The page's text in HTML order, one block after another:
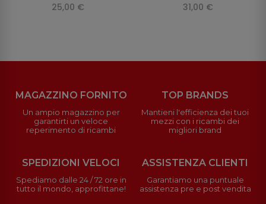
25,00 € 31,00 €
MAGAZZINO FORNITO
Un ampio magazzino per
garantirti un veloce
reperimento di ricambi
TOP BRANDS
Mantieni l'efficienza dei tuoi
mezzi con i ricambi dei
migliori brand
SPEDIZIONI VELOCI
Spediamo dalle 24 / 72 ore in
tutto il mondo, approfittane!
ASSISTENZA CLIENTI
Garantiamo una puntuale
assistenza pre e post vendita